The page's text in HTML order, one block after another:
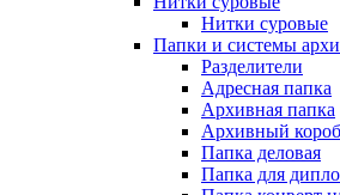
Нитки суровые
Папки и системы
Разделители
Адресная папка
Архивная папка
Архивный короб
Папка деловая
Папка для